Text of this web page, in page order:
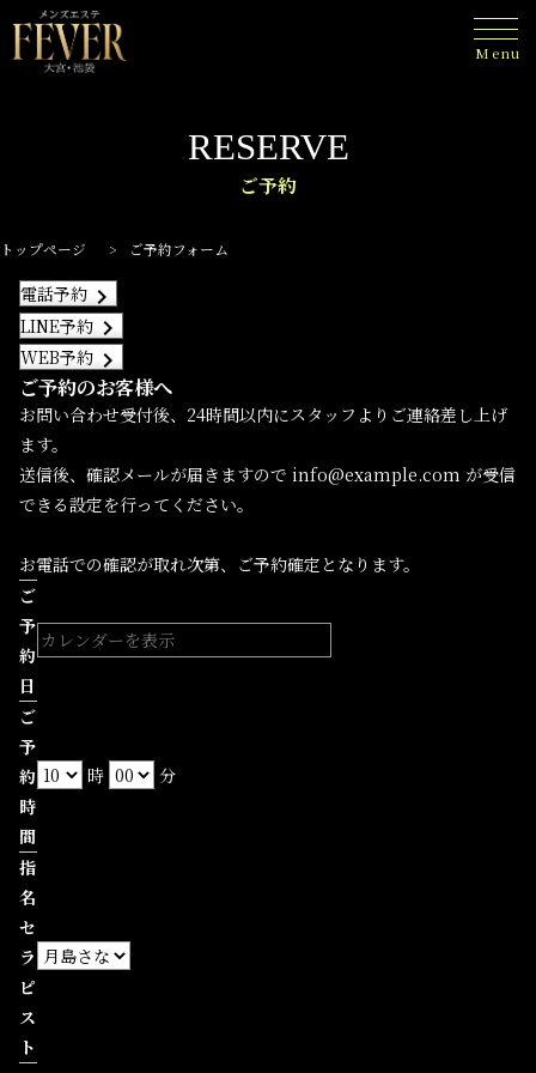
Menu
ご予約
RESERVE
トップページ > ご予約フォーム
電話予約keyboard_arrow_right
LINE予約keyboard_arrow_right
WEB予約keyboard_arrow_right
ご予約のお客様へ
お問い合わせ受付後、24時間以内にスタッフよりご連絡差し上げ
ます。
送信後、確認メールが届きますので info@example.com が受信
できる設定を行ってください。
お電話での確認が取れ次第、ご予約確定となります。
ご
予
約
日
ご
予
約
時
間
時 分
指
名
セ
ラ
ピ
ス
ト